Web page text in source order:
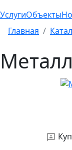
УслугиОбъекты
Главная